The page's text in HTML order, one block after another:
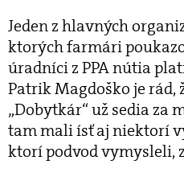
Jeden z hlavných
ktorých farmári
úradníci z PPA nútia
Patrik Magdoško je
„Dobytkár“​ už sedia za
tam mali ísť aj niektorí
ktorí podvod vymysleli,